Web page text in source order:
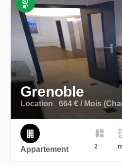
Exclusivité
Grenoble
Location 664 € / Mois
Appartement 2